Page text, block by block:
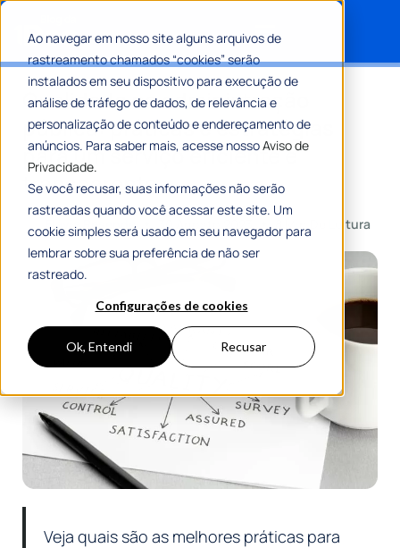
Ao navegar em nosso site alguns arquivos de
rastreamento chamados “cookies” serão
instalados em seu dispositivo para execução de
análise de tráfego de dados, de relevância e
personalização de conteúdo e endereçamento de
anúncios. Para saber mais, acesse nossoAviso de
Privacidade.
Se você recusar, suas informações não serão
rastreadas quando você acessar este site. Um
cookie simples será usado em seu navegador para
lembrar sobre sua preferência de não ser
rastreado.
Configurações de cookies
Ok, Entendi Recusar
Qualidade na administração
pública: práticas e estratégias
para um serviço eficiente e
transparente
Flávia Resende 30 Agosto 2023 8 Min De Leitura
Veja quais são as melhores práticas para